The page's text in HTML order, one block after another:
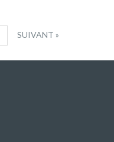
SUIVANT »